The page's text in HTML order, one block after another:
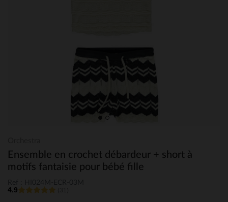
Ensemble en crochet débardeur + short à
motifs fantaisie pour bébé fille
4.9